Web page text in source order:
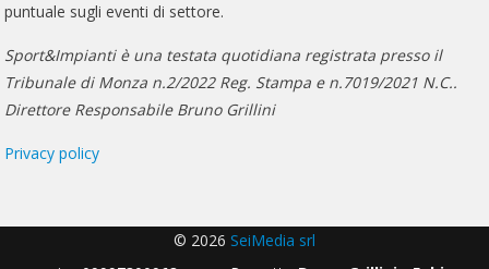
puntuale sugli eventi di settore.
Sport&Impianti è una testata quotidiana registrata presso il
Tribunale di Monza n.2/2022 Reg. Stampa e n.7019/2021 N.C..
Direttore Responsabile Bruno Grillini
Privacy policy
© 2026 SeiMedia srl